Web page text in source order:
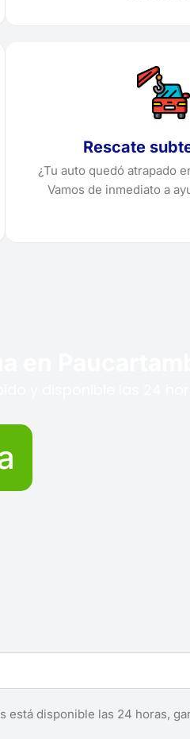
Rescate
¿Tu auto quedó atrapado
Vamos de inmediato a
está disponible las 24 horas,